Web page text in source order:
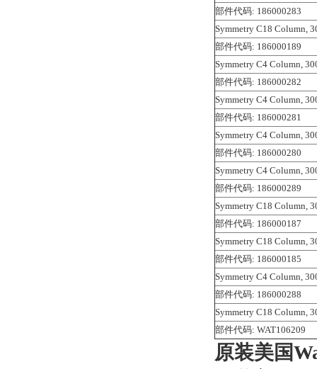
部件代码: 186000283
Symmetry C18 Column,
部件代码: 186000189
Symmetry C4 Column,
部件代码: 186000282
Symmetry C4 Column,
部件代码: 186000281
Symmetry C4 Column,
部件代码: 186000280
Symmetry C4 Column,
部件代码: 186000289
Symmetry C18 Column,
部件代码: 186000187
Symmetry C18 Column,
部件代码: 186000185
Symmetry C4 Column,
部件代码: 186000288
Symmetry C18 Column,
部件代码: WAT106209
原装美国